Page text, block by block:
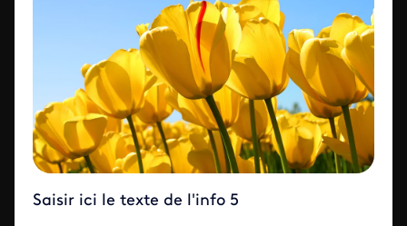
Saisir ici le texte de l'info 5